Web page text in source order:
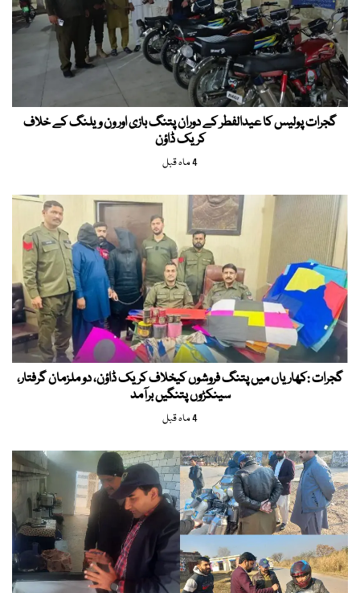
گجرات پولیس کا عیدالفطر کے دوران پتنگ بازی اور ون ویلنگ کے خلاف
کریک ڈاؤن
4 ماہ قبل
گجرات :کھاریاں میں پتنگ فروشوں کیخلاف کریک ڈاؤن، دو ملزمان گرفتار،
سینکڑوں پتنگیں برآمد
4 ماہ قبل